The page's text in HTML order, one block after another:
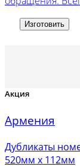
Изготовить
Акция
Армения
Дубликаты
520мм х 112мм